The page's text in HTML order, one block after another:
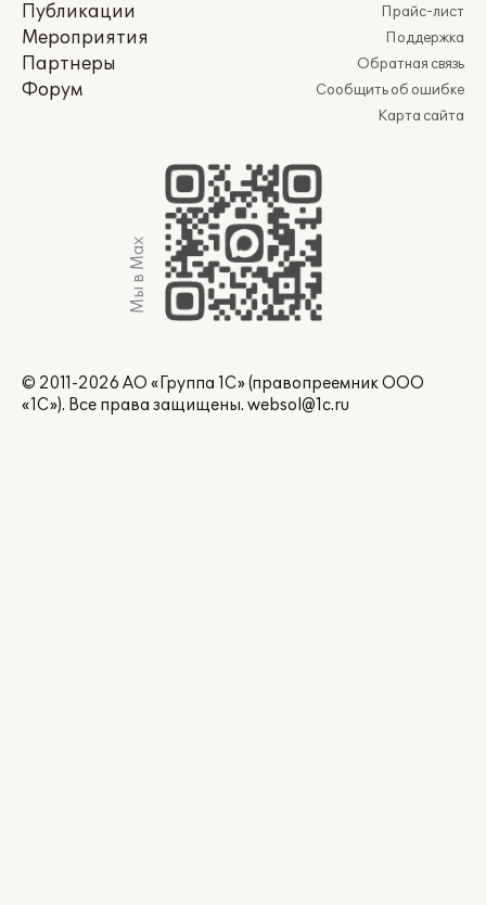
Публикации
Мероприятия
Партнеры
Форум
Прайс-лист
Поддержка
Обратная связь
Сообщить об ошибке
Карта сайта
Мы в Max
© 2011-2026 АО «Группа 1С» (правопреемник ООО
«1С»). Все права защищены. websol@1c.ru